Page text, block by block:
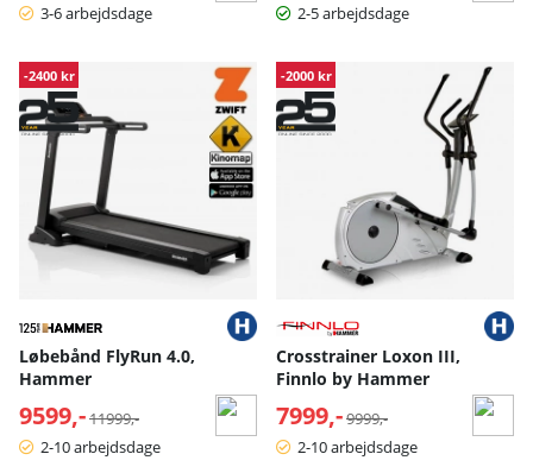
3-6 arbejdsdage
2-5 arbejdsdage
-2400 kr
Løbebånd FlyRun 4.0,
Hammer
9599,- Normalpris:
11999,-
2-10 arbejdsdage
-2000 kr
Crosstrainer Loxon III,
Finnlo by Hammer
7999,- Normalpris:
9999,-
2-10 arbejdsdage